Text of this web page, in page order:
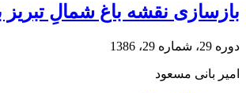
بازسازی نقشه باغ شمالِ
دوره 29، شماره 29، 1386
امیر بانی مسعود